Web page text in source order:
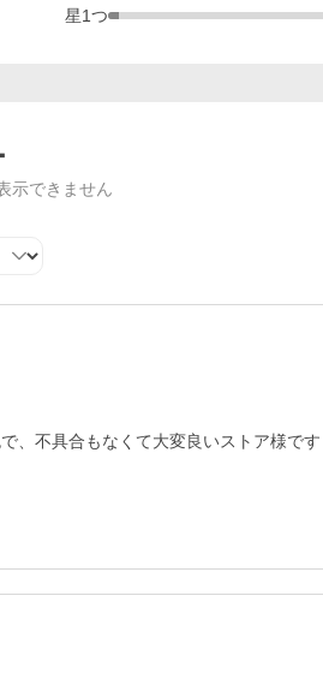
星1つ
示できません
、不具合もなくて大変良いストア様です